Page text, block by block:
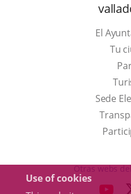
Use of cookies
El
Tu
Sede
Otras webs